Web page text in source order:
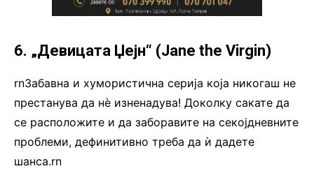
6. „Девицата Џејн“ (Jane the Virgin)
rnЗабавна и хумористична серија која никогаш не
престанува да нѐ изненадува! Доколку сакате да
се расположите и да заборавите на секојдневните
проблеми, дефинитивно треба да ѝ дадете
шанса.rn